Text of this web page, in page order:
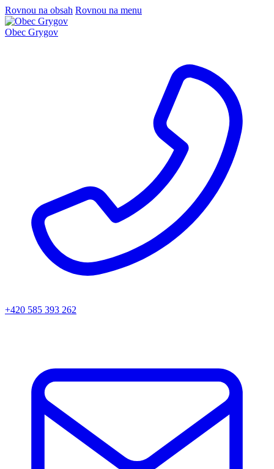
Rovnou na obsah Rovnou na menu
Obec Grygov
+420 585 393 262